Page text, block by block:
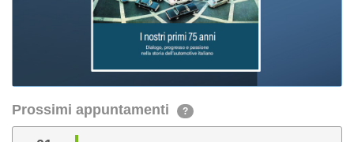
Prossimi appuntamenti ?